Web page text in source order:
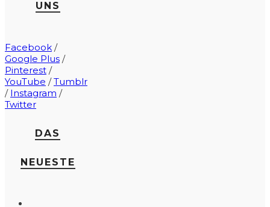
UNS
Facebook /
Google Plus /
Pinterest /
YouTube /Tumblr
/ Instagram /
Twitter
DAS
NEUESTE